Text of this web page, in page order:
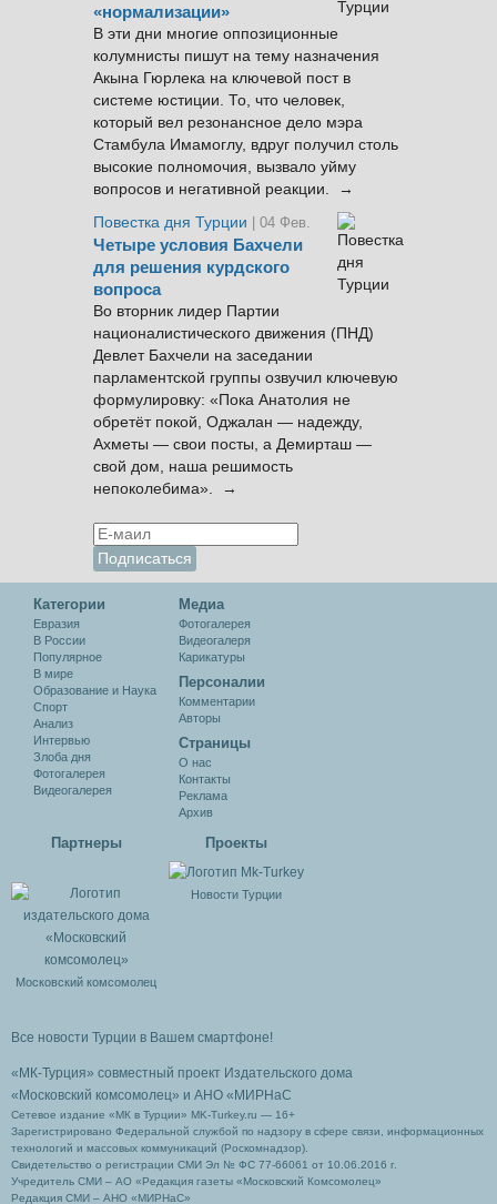
«нормализации»
В эти дни многие оппозиционные
колумнисты пишут на тему назначения
Акына Гюрлека на ключевой пост в
системе юстиции. То, что человек,
который вел резонансное дело мэра
Стамбула Имамоглу, вдруг получил столь
высокие полномочия, вызвало уйму
вопросов и негативной реакции. →
Повестка дня Турции
| 04 Фев.
Четыре условия Бахчели
для решения курдского
вопроса
Во вторник лидер Партии
националистического движения (ПНД)
Девлет Бахчели на заседании
парламентской группы озвучил ключевую
формулировку: «Пока Анатолия не
обретёт покой, Оджалан — надежду,
Ахметы — свои посты, а Демирташ —
свой дом, наша решимость
непоколебима». →
Категории
Евразия
В России
Популярное
В мире
Образование и Наука
Спорт
Анализ
Интервью
Злоба дня
Фотогалерея
Видеогалерея
Медиа
Фотогалерея
Видеогалеря
Карикатуры
Персоналии
Комментарии
Авторы
Cтраницы
О нас
Контакты
Реклама
Архив
Партнеры
Московский комсомолец
Проекты
Новости Турции
Все новости Турции в Вашем смартфоне!
«МК-Турция» совместный проект Издательского дома
«Московский комсомолец» и АНО «МИРНаС
Сетевое издание «МК в Турции» MK-Turkey.ru — 16+
Зарегистрировано Федеральной службой по надзору в сфере связи, информационных
технологий и массовых коммуникаций (Роскомнадзор).
Свидетельство о регистрации СМИ Эл № ФС 77-66061 от 10.06.2016 г.
Учредитель СМИ – АО «Редакция газеты «Московский Комсомолец»
Редакция СМИ – АНО «МИРНаС»